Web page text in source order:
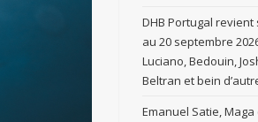
DHB Portugal revient
au 20 septembre
Luciano, Bedouin,
Beltran et bein
Emanuel Satie, Maga